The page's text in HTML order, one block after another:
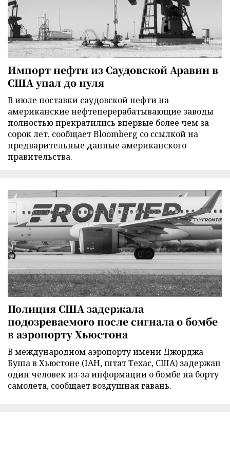
Импорт нефти из Саудовской Аравии в
США упал до нуля
В июле поставки саудовской нефти на
американские нефтеперерабатывающие заводы
полностью прекратились впервые более чем за
сорок лет, сообщает Bloomberg со ссылкой на
предварительные данные американского
правительства.
Полиция США задержала
подозреваемого после сигнала о бомбе
в аэропорту Хьюстона
В международном аэропорту имени Джорджа
Буша в Хьюстоне (IAH, штат Техас, США) задержан
один человек из-за информации о бомбе на борту
самолета, сообщает воздушная гавань.